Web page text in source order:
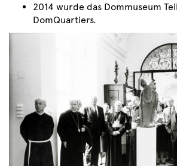
2014 wurde das Dommuseum
DomQuartiers.